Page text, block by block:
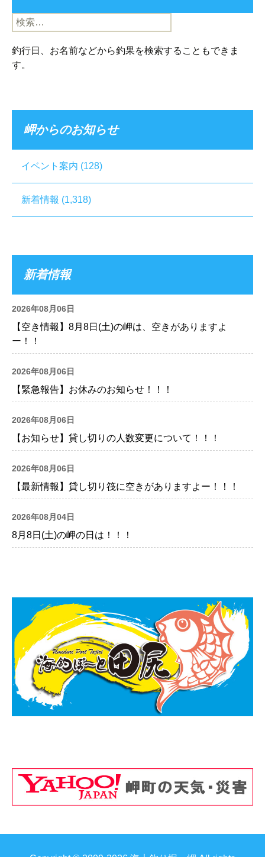
検
索:
釣行日、お名前などから釣果を検索することもできま
す。
岬からのお知らせ
イベント案内 (128)
新着情報 (1,318)
新着情報
2026年08月06日
【空き情報】8月8日(土)の岬は、空きがありますよ
ー！！
2026年08月06日
【緊急報告】お休みのお知らせ！！！
2026年08月06日
【お知らせ】貸し切りの人数変更について！！！
2026年08月06日
【最新情報】貸し切り筏に空きがありますよー！！！
2026年08月04日
8月8日(土)の岬の日は！！！